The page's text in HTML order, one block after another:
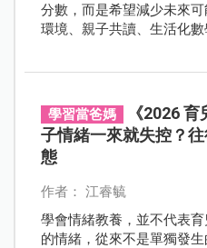
分數，而是希望減少未來
環境、親子共讀、生活化
讓孩子面對未知挑戰時，
學習當爸媽
《2026
子情緒一來就失控？
態
作者： 江睿毓
學會情緒教養，並不代表
的情緒，從來不是單獨發